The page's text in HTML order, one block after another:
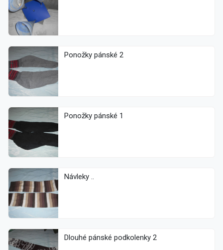
Ponožky pánské 2
Ponožky pánské 1
Návleky ..
Dlouhé pánské podkolenky 2